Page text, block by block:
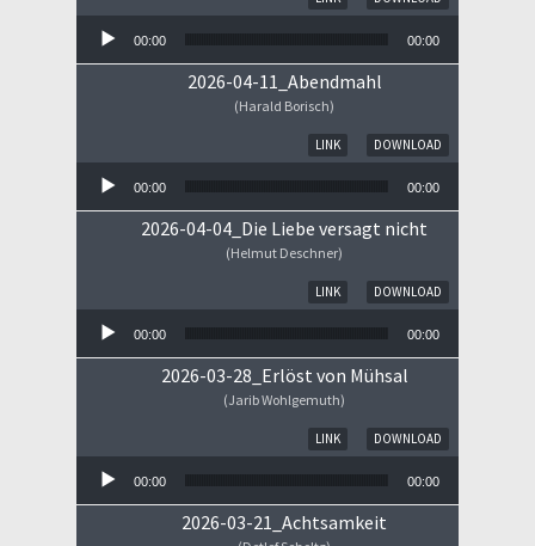
00:00 00:00
2026-04-11_Abendmahl
(Harald Borisch)
DOWNLOAD
LINK
00:00 00:00
2026-04-04_Die Liebe versagt nicht
(Helmut Deschner)
DOWNLOAD
LINK
00:00 00:00
2026-03-28_Erlöst von Mühsal
(Jarib Wohlgemuth)
DOWNLOAD
LINK
00:00 00:00
2026-03-21_Achtsamkeit